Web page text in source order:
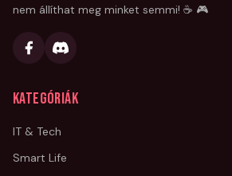
nem állíthat meg minket semmi! ☕ 🎮
Kategóriák
IT & Tech
Smart Life